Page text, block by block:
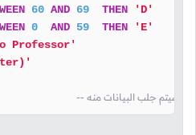
60 AND 69 THEN
'D'
0 AND 59 THEN
'E'
Professor'
سيتم جلب البيانات منه